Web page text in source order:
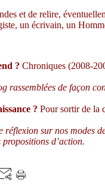
et de relire,
un écrivain, un
? Chroniques (2008-
rassemblées de façon
? Pour sortir de la
sur nos modes
d’action.